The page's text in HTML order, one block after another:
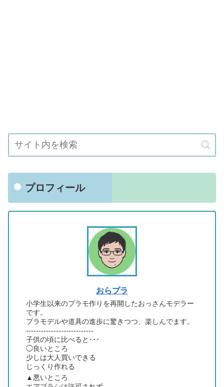
プロフィール
おらプラ
小学生以来のプラモ作りを再開したおっさんモデラー
です。
プラモデルや道具の進歩に驚きつつ、楽しんでます。
---------------------------
子供の頃に比べると･･･
◯良いところ
少しは大人買いできる
じっくり作れる
▲悪いところ